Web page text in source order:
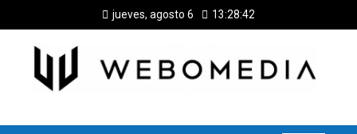
jueves, agosto 6 13:28:43